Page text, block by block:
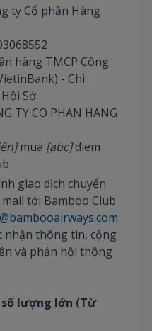
ty Cổ phần Hàng
hàng TMCP Công
- Chi
Sở
TY CO PHAN HANG
mua [abc]diem
giao dịch chuyển
tới Bamboo Club
nhận thông tin, cộng
và phản hồi thông
lượng lớn (Từ